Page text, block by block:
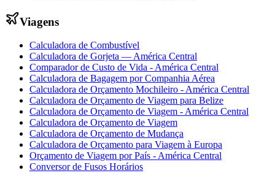
Viagens
Calculadora de Combustível
Calculadora de Gorjeta — América Central
Comparador de Custo de Vida - América Central
Calculadora de Bagagem por Companhia Aérea
Calculadora de Orçamento Mochileiro - América Central
Calculadora de Orçamento de Viagem para Belize
Calculadora de Orçamento de Viagem - América Central
Calculadora de Orçamento de Viagem
Calculadora de Orçamento de Mudança
Calculadora de Orçamento para Viagem à Europa
Orçamento de Viagem por País - América Central
Conversor de Fusos Horários